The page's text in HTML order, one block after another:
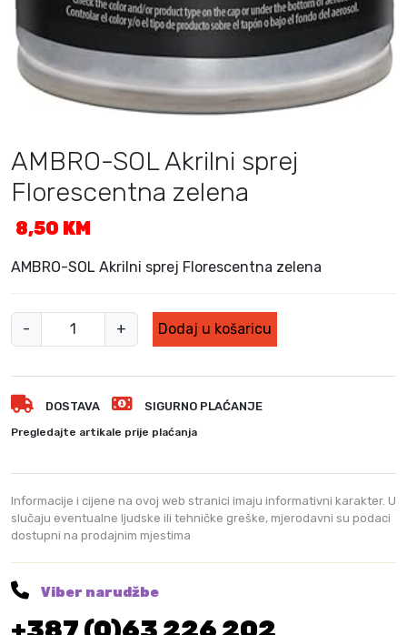
AMBRO-SOL Akrilni sprej
Florescentna zelena
8,50 KM
AMBRO-SOL Akrilni sprej Florescentna zelena
-
M
O
-
O
L
A
k
r
i
n
+ Dodaj u košaricu
DOSTAVA SIGURNO PLAĆANJE
Pregledajte artikale prije plaćanja
Informacije i cijene na ovoj web stranici imaju informativni karakter. U
slučaju eventualne ljudske ili tehničke greške, mjerodavni su podaci
dostupni na prodajnim mjestima
Viber narudžbe